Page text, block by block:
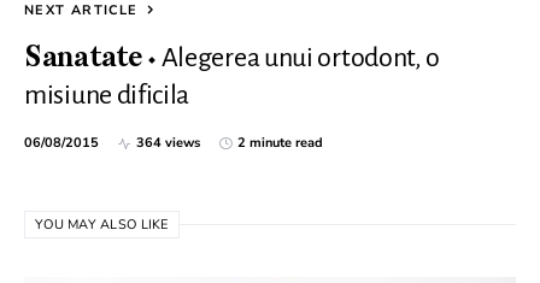
NEXT ARTICLE
Sanatate
Alegerea unui ortodont, o
misiune dificila
06/08/2015 364 views 2 minute read
YOU MAY ALSO LIKE